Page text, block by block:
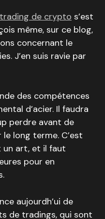
de crypto s’est
même, sur ce blog,
concernant le
J’en suis ravie par
des compétences
d’acier. Il faudra
perdre avant de
long terme. C’est
un art, et il faut
pour en
aujourdh’ui de
de tradings, qui sont